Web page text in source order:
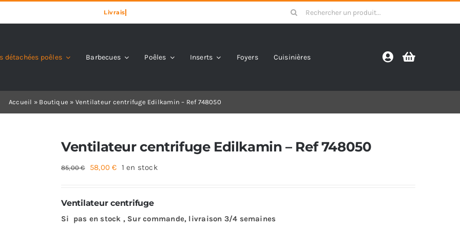
Search
for:
détachées poêles Barbecues Poêles Inserts Foyers Cuisinières
Accueil » Boutique » Ventilateur centrifuge Edilkamin – Ref 748050
Ventilateur centrifuge Edilkamin – Ref 748050
85,00€
Le
85,00 €.
58,00€Le
58,00 €.
1 en stock
Ventilateur centrifuge
Si pas en stock , Sur commande, livraison 3/4 semaines